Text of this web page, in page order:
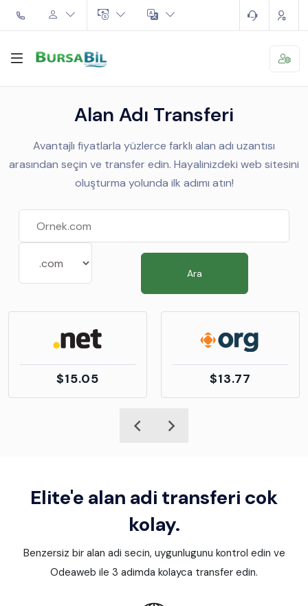
Alan Adı Transferi
Avantajlı fiyatlarla yüzlerce farklı alan adı uzantısı
arasından seçin ve transfer edin. Hayalinizdeki web sitesini
oluşturma yolunda ilk adımı atın!
Ara
Elite'e alan adi transferi cok
kolay.
Benzersiz bir alan adi secin, uygunlugunu kontrol edin ve
Odeaweb ile 3 adimda kolayca transfer edin.